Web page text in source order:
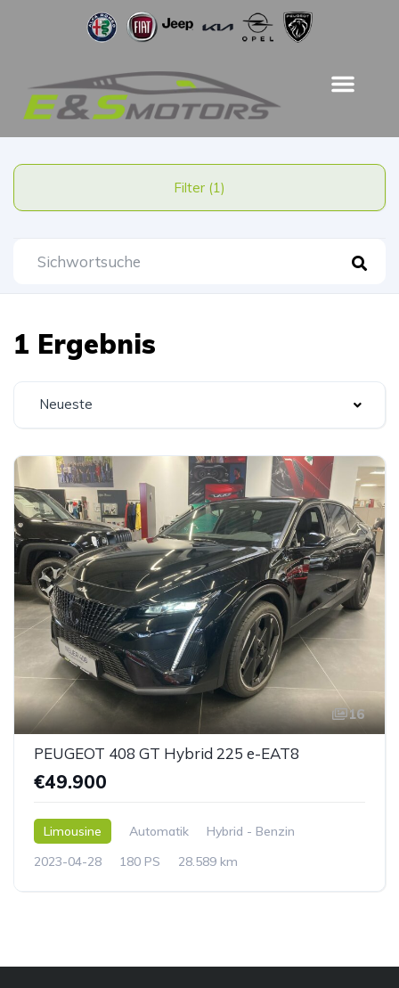
Filter (1)
1 Ergebnis
Neueste
16
PEUGEOT 408 GT Hybrid 225 e-EAT8
€49.900
Limousine Automatik
Hybrid - Benzin
2023-04-28
180 PS 28.589 km